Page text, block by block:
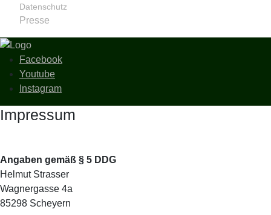
Datenschutz
Presse
Facebook
Youtube
Instagram
Impressum
Angaben gemäß § 5 DDG
Helmut Strasser
Wagnergasse 4a
85298 Scheyern